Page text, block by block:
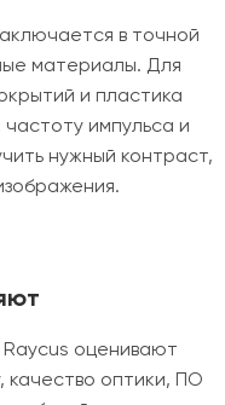
в точной
материалы. Для
и пластика
импульса и
нужный контраст,
оценивают
качество оптики, ПО